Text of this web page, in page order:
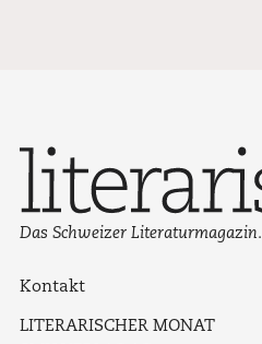
Das Schweizer Literaturmagazin.
Kontakt
LITERARISCHER MONAT